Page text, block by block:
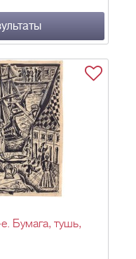
Бумага, тушь,